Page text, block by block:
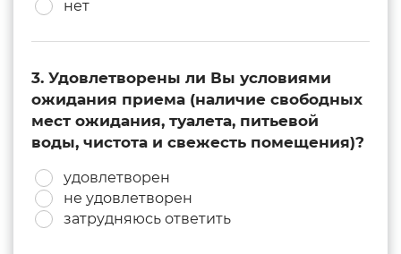
нет
3. Удовлетворены ли Вы условиями
ожидания приема (наличие свободных
мест ожидания, туалета, питьевой
воды, чистота и свежесть помещения)?
удовлетворен
не удовлетворен
затрудняюсь ответить